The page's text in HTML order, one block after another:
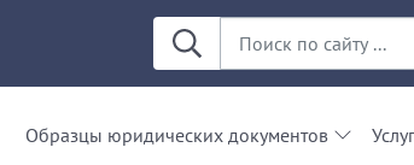
Образцы юридических документов